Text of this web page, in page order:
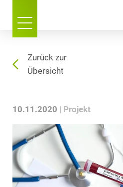
Zurück zur
Übersicht
10.11.2020 Projekt